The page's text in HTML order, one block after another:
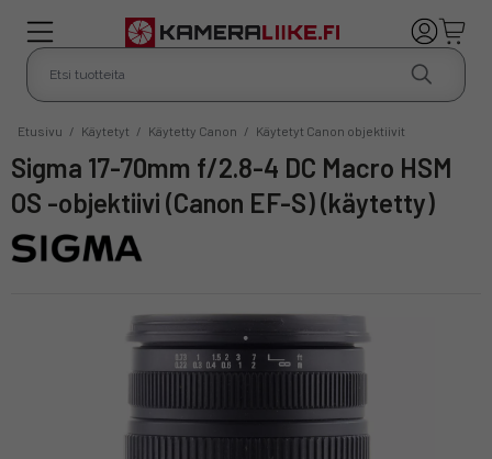
Etusivu / Käytetyt / Käytetty Canon / Käytetyt Canon objektiivit
Sigma 17-70mm f/2.8-4 DC Macro HSM
OS -objektiivi (Canon EF-S) (käytetty)